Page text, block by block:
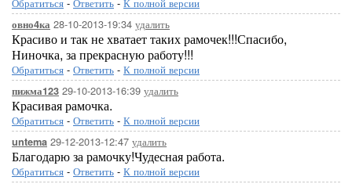
овно4ка 28-10-2013-19:34 удалить
Красиво и так не хватает таких рамочек!!!Спасибо,
Ниночка, за прекрасную работу!!!
Обратиться - Ответить - К полной версии
пижма123 29-10-2013-16:39 удалить
Красивая рамочка.
Обратиться - Ответить - К полной версии
untema 29-12-2013-12:47 удалить
Благодарю за рамочку!Чудесная работа.
Обратиться - Ответить - К полной версии